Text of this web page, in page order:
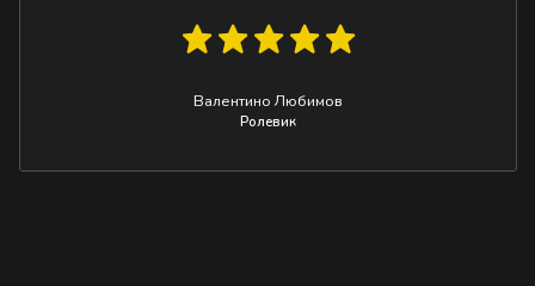
Валентино Любимов
Ролевик